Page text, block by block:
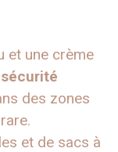
et une crème
sécurité
des zones
et de sacs à